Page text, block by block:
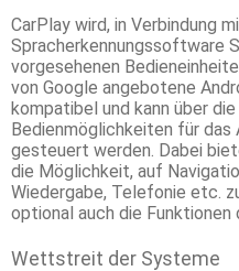
CarPlay wird, in Verbindung
Spracherkennungssoftware
vorgesehenen
von Google angebotene
kompatibel und kann über
Bedienmöglichkeiten für
gesteuert werden. Dabei
die Möglichkeit, auf
Wiedergabe, Telefonie etc.
optional auch die
Wettstreit der Systeme